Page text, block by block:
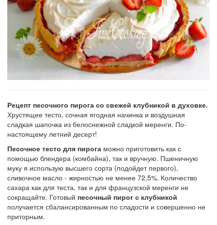
Рецепт песочного пирога со свежей клубникой в духовке.
Хрустящее тесто, сочная ягодная начинка и воздушная
сладкая шапочка из белоснежной сладкой меренги. По-
настоящему летний десерт!
Песочное тесто для пирога можно приготовить как с
помощью блендера (комбайна), так и вручную. Пшеничную
муку я использую высшего сорта (подойдет первого),
сливочное масло - жирностью не менее 72,5%. Количество
сахара как для теста, так и для французской меренги не
сокращайте. Готовый песочный пирог с клубникой
получается сбалансированным по сладости и совершенно не
приторным.